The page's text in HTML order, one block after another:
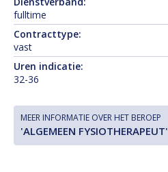
fulltime
Contracttype:
vast
Uren indicatie:
32-36
MEER INFORMATIE OVER HET BEROEP
'ALGEMEEN FYSIOTHERAPEUT'